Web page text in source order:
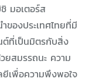
มอเตอร์ส
ของประเทศไทยที่มี
ต์ที่เป็นมิตรกับสิ่ง
สมรรถนะ ความ
ยีเพื่อความพึงพอใจ